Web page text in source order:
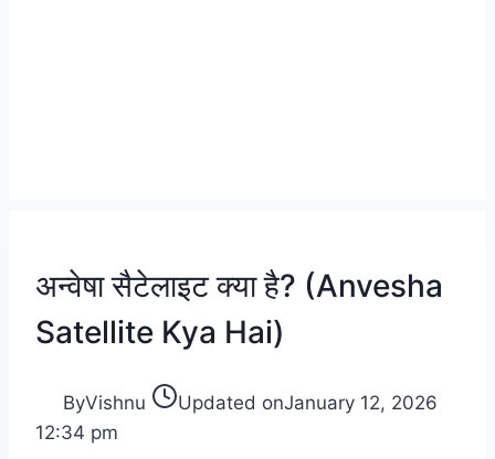
अन्वेषा सैटेलाइट क्या है? (Anvesha
Satellite Kya Hai)
ByVishnu Updated onJanuary 12, 2026
12:34 pm